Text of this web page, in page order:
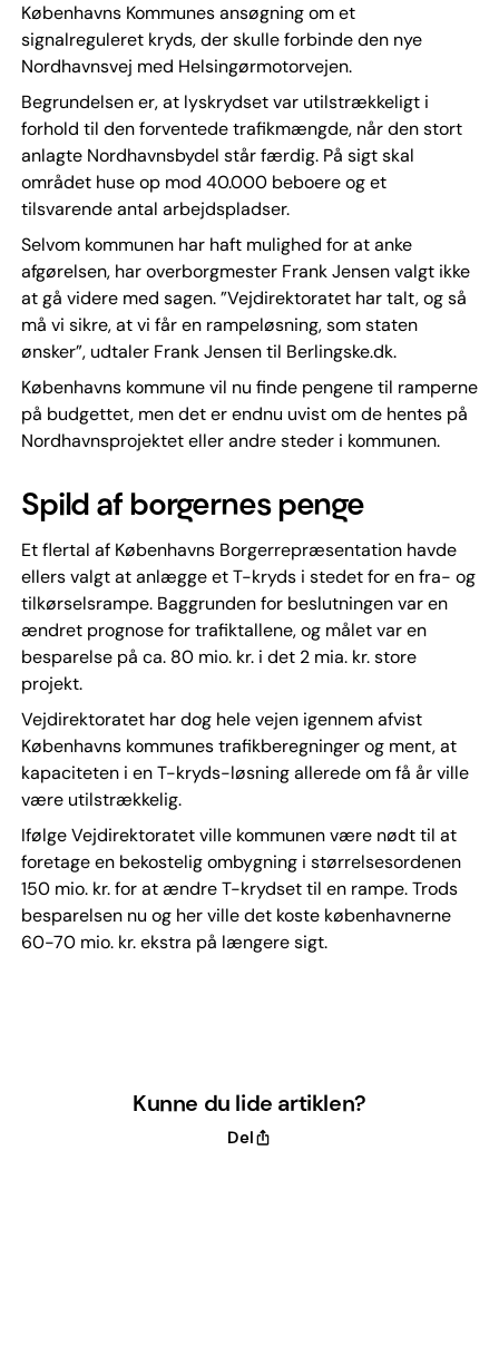
Københavns Kommunes ansøgning om et
signalreguleret kryds, der skulle forbinde den nye
Nordhavnsvej med Helsingørmotorvejen.
Begrundelsen er, at lyskrydset var utilstrækkeligt i
forhold til den forventede trafikmængde, når den stort
anlagte Nordhavnsbydel står færdig. På sigt skal
området huse op mod 40.000 beboere og et
tilsvarende antal arbejdspladser.
Selvom kommunen har haft mulighed for at anke
afgørelsen, har overborgmester Frank Jensen valgt ikke
at gå videre med sagen. ”Vejdirektoratet har talt, og så
må vi sikre, at vi får en rampeløsning, som staten
ønsker”, udtaler Frank Jensen til Berlingske.dk.
Københavns kommune vil nu finde pengene til ramperne
på budgettet, men det er endnu uvist om de hentes på
Nordhavnsprojektet eller andre steder i kommunen.
Spild af borgernes penge
Et flertal af Københavns Borgerrepræsentation havde
ellers valgt at anlægge et T-kryds i stedet for en fra- og
tilkørselsrampe. Baggrunden for beslutningen var en
ændret prognose for trafiktallene, og målet var en
besparelse på ca. 80 mio. kr. i det 2 mia. kr. store
projekt.
Vejdirektoratet har dog hele vejen igennem afvist
Københavns kommunes trafikberegninger og ment, at
kapaciteten i en T-kryds-løsning allerede om få år ville
være utilstrækkelig.
Ifølge Vejdirektoratet ville kommunen være nødt til at
foretage en bekostelig ombygning i størrelsesordenen
150 mio. kr. for at ændre T-krydset til en rampe. Trods
besparelsen nu og her ville det koste københavnerne
60-70 mio. kr. ekstra på længere sigt.
Kunne du lide artiklen?
Del